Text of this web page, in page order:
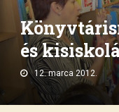
és
12. marca 2012.